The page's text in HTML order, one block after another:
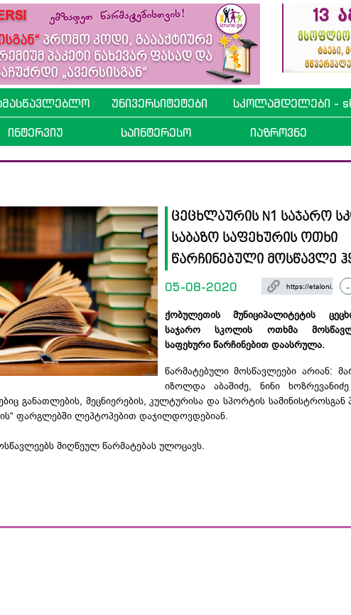
უნივერსიტეტები სკოლამდელები -
ინტერვიუ საინტერესო იაზროვნე
ცეცხლაურის N1 საჯარო
საბაზო საფეხურის ოთხი
წარჩინებული მოსწავლე
05-08-2020 -
ქობულეთის მუნიციპალიტეტის
საჯარო სკოლის ოთხმა
საფეხური წარჩინებით დაასრულა.
წარმატებული მოსწავლეები არიან:
იზოლდა აბაშიძე, ნინი
განათლების, მეცნიერების, კულტურისა და სპორტის სამინისტროსგან
ფარგლებშილეპტოპებით დაჯილდოვდებიან.
მიღწეულ წარმატებას ულოცავს.